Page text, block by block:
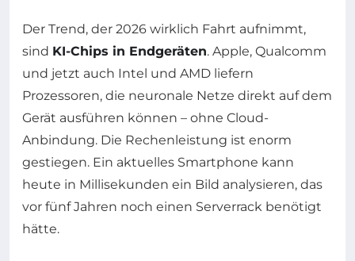
Der Trend, der 2026 wirklich Fahrt aufnimmt,
sind KI-Chips in Endgeräten. Apple, Qualcomm
und jetzt auch Intel und AMD liefern
Prozessoren, die neuronale Netze direkt auf dem
Gerät ausführen können – ohne Cloud-
Anbindung. Die Rechenleistung ist enorm
gestiegen. Ein aktuelles Smartphone kann
heute in Millisekunden ein Bild analysieren, das
vor fünf Jahren noch einen Serverrack benötigt
hätte.